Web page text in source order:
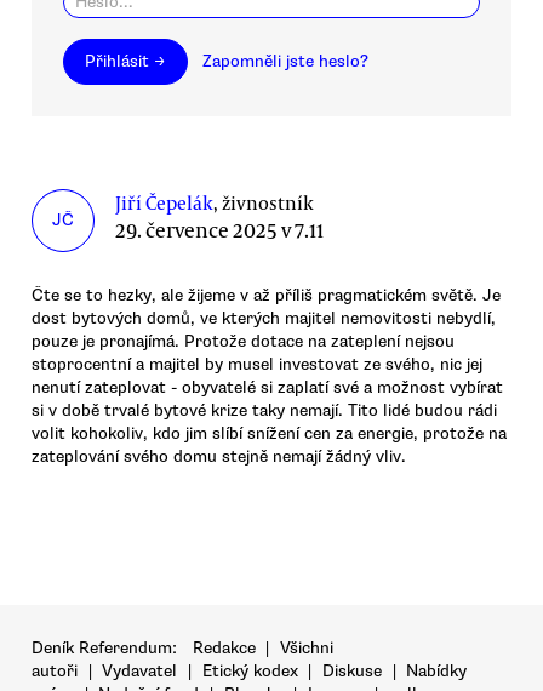
Přihlásit → Zapomněli jste heslo?
JČ
Jiří Čepelák, živnostník
29. července 2025 v 7.11
Čte se to hezky, ale žijeme v až příliš pragmatickém světě. Je
dost bytových domů, ve kterých majitel nemovitosti nebydlí,
pouze je pronajímá. Protože dotace na zateplení nejsou
stoprocentní a majitel by musel investovat ze svého, nic jej
nenutí zateplovat - obyvatelé si zaplatí své a možnost vybírat
si v době trvalé bytové krize taky nemají. Tito lidé budou rádi
volit kohokoliv, kdo jim slíbí snížení cen za energie, protože na
zateplování svého domu stejně nemají žádný vliv.
Deník Referendum: Redakce | Všichni
autoři | Vydavatel | Etický kodex | Diskuse | Nabídky